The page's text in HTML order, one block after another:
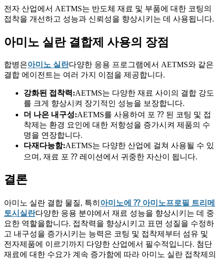
전자 산업에서 AETMS는 반도체 재료 및 부품에 대한 코팅의
접착을 개선하고 성능과 신뢰성을 향상시키는 데 사용됩니다.
아미노 실란 결합제 사용의 장점
합병은아미노 실란다양한 응용 프로그램에서 AETMS와 같은
결합 에이전트는 여러 가지 이점을 제공합니다.
강화된 접착력:AETMS는 다양한 재료 사이의 결합 강도
를 크게 향상시켜 장기적인 성능을 보장합니다.
더 나은 내구성:AETMS를 사용하여 포 ⁇ 된 코팅 및 접
착제는 환경 요인에 대한 저항성을 증가시켜 제품의 수
명을 연장합니다.
다재다능함:AETMS는 다양한 산업에 걸쳐 사용될 수 있
으며, 재료 포 ⁇ 레이션에서 귀중한 자산이 됩니다.
결론
아미노 실란 결합 물질, 특히 아미노에 ⁇ 아미노프로필 트리메
토시실란다양한 응용 분야에서 재료 성능을 향상시키는 데 중
요한 역할을합니다. 접착력을 향상시키고 표면 성질을 수정하
고 내구성을 증가시키는 능력은 코팅 및 접착제부터 섬유 및
전자제품에 이르기까지 다양한 산업에서 필수적입니다. 첨단
재료에 대한 수요가 계속 증가함에 따라 아미노 실란 접착제의